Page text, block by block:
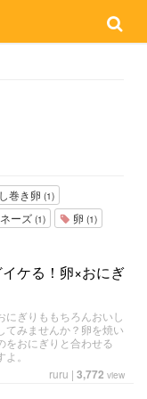
巻き卵 (1)
ーズ (1) 卵 (1)
ケる！卵×おにぎ
にぎりももちろんおいし
てみませんか？卵を焼い
をおにぎりと合わせる
。
ruru | 3,772 view